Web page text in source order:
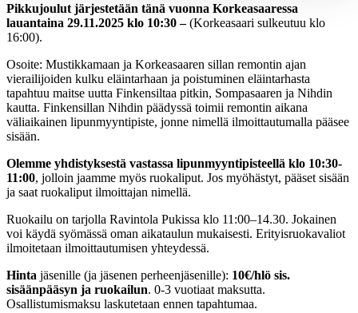
Pikkujoulut järjestetään tänä vuonna Korkeasaaressa
lauantaina 29.11.2025 klo 10:30 –(Korkeasaari sulkeutuu klo
16:00).
Osoite: Mustikkamaan ja Korkeasaaren sillan remontin ajan
vierailijoiden kulku eläintarhaan ja poistuminen eläintarhasta
tapahtuu maitse uutta Finkensiltaa pitkin, Sompasaaren ja Nihdin
kautta. Finkensillan Nihdin päädyssä toimii remontin aikana
väliaikainen lipunmyyntipiste, jonne nimellä ilmoittautumalla pääsee
sisään.
Olemme yhdistyksestä vastassa lipunmyyntipisteellä klo 10:30-
11:00, jolloin jaamme myös ruokaliput. Jos myöhästyt, pääset sisään
ja saat ruokaliput ilmoittajan nimellä.
Ruokailu on tarjolla Ravintola Pukissa klo 11:00–14.30. Jokainen
voi käydä syömässä oman aikataulun mukaisesti. Erityisruokavaliot
ilmoitetaan ilmoittautumisen yhteydessä.
Hinta jäsenille (ja jäsenen perheenjäsenille): 10€/hlö sis.
sisäänpääsyn ja ruokailun. 0-3 vuotiaat maksutta.
Osallistumismaksu laskutetaan ennen tapahtumaa.